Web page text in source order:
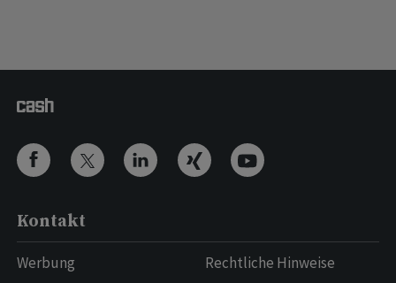
Kontakt
Werbung
Rechtliche Hinweise